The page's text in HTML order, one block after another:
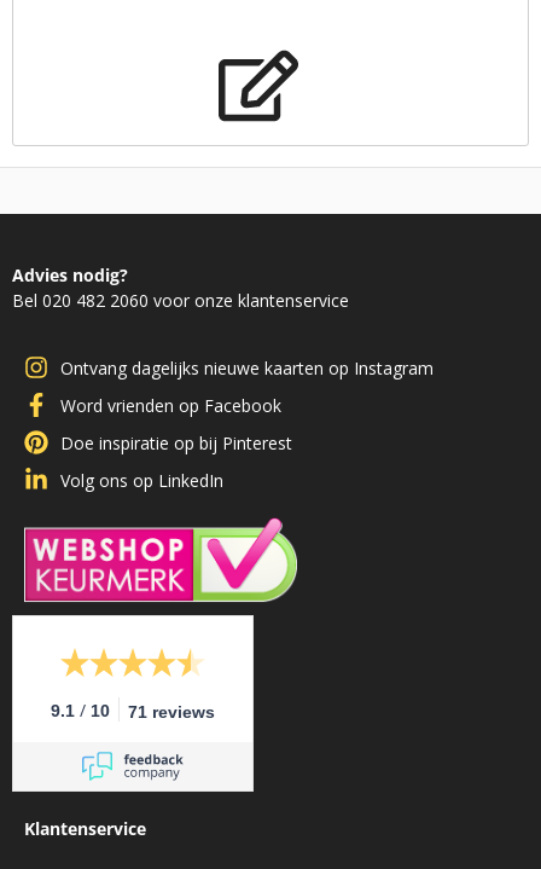
Advies nodig?
Bel 020 482 2060 voor onze klantenservice
Ontvang dagelijks nieuwe kaarten op Instagram
Word vrienden op Facebook
Doe inspiratie op bij Pinterest
Volg ons op LinkedIn
9.1 / 10 71 reviews
Klantenservice